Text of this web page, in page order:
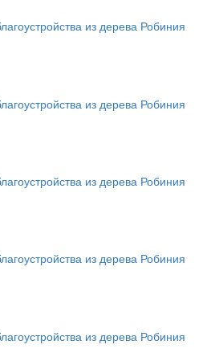
из дерева Робиния
из дерева Робиния
из дерева Робиния
из дерева Робиния
из дерева Робиния